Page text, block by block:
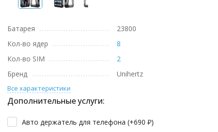
Батарея
23800
Кол-во ядер
8
Кол-во SIM
2
Бренд
Unihertz
Все характеристики
Дополнительные услуги:
Авто держатель для телефона (+690 ₽)